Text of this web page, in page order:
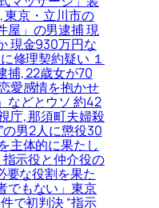
東京・立川市の
屋」の男逮捕 現
現金930万円な
修理契約疑い １
捕, 22歳女が70
愛感情を抱かせ
などとウソ 約42
庁, 那須町夫婦殺
の男2人に懲役30
主体的に果たし
示役と仲介役の
要な役割を果た
でもない」東京
で初判決 “指示